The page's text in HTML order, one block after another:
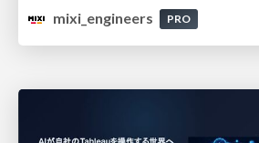
mixi_engineers
PRO